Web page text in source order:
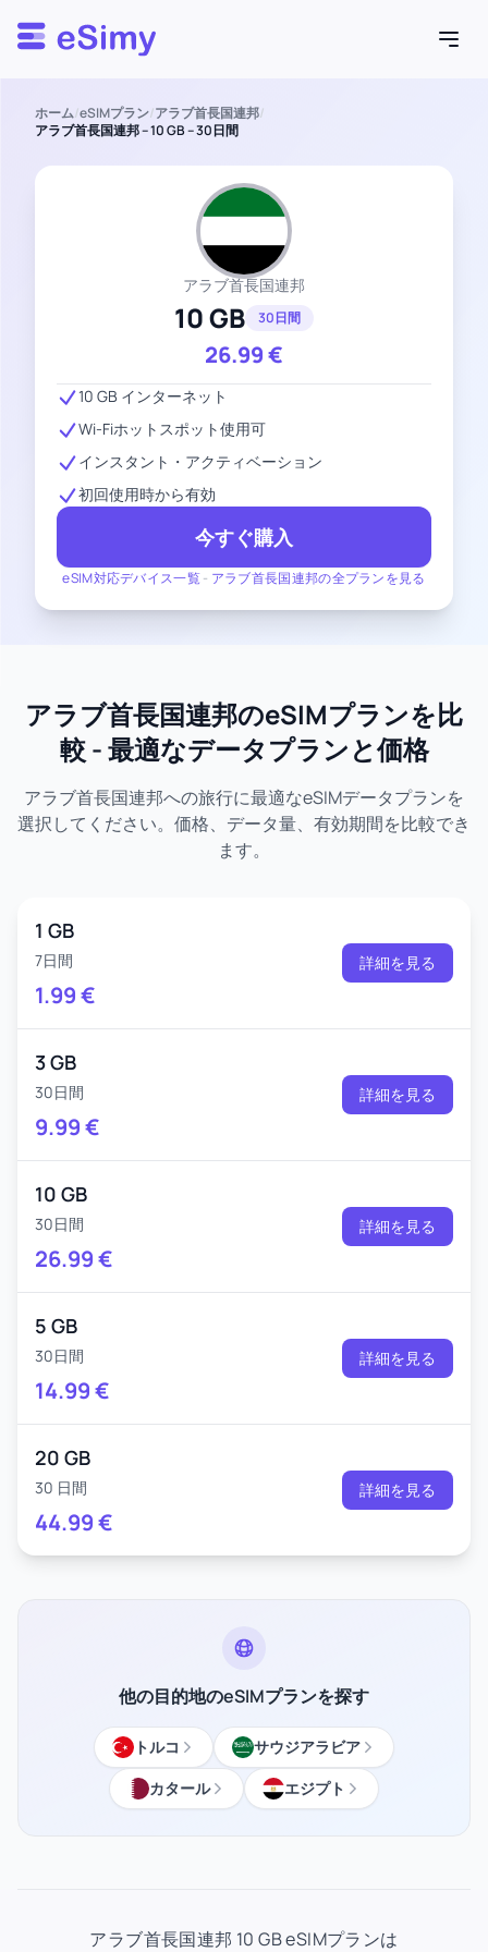
Esimy
ホーム/eSIMプラン/アラブ首長国連邦/
アラブ首長国連邦 – 10 GB – 30日間
アラブ首長国連邦
10 GB 30日間
26.99€
eSIM対応デバイス一覧- アラブ首長国連邦の全プランを見る
10 GB インターネット
Wi-Fiホットスポット使用可
インスタント・アクティベーション
初回使用時から有効
今すぐ購入
アラブ首長国連邦のeSIMプランを比
較 - 最適なデータプランと価格
アラブ首長国連邦への旅行に最適なeSIMデータプランを
選択してください。価格、データ量、有効期間を比較でき
ます。
1 GB
7日間
1.99€
詳細を見る
3 GB
30日間
9.99€
詳細を見る
10 GB
30日間
26.99€
詳細を見る
5 GB
30日間
14.99€
詳細を見る
20 GB
30 日間
44.99€
詳細を見る
他の目的地のeSIMプランを探す
トルコ
サウジアラビア
カタール
エジプト
アラブ首長国連邦 10 GB eSIMプランは